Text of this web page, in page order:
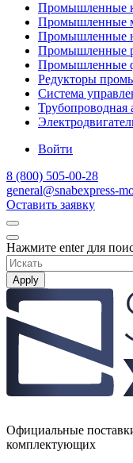
Промышленные
Промышленные
Промышленные
Промышленные
Промышленные
Редукторы
Система
Трубопроводная
Войти
8 (800) 505-00-28
general@snabexpress-
Оставить заявку
Нажмите enter для
Apply
Официальные
комплектующих